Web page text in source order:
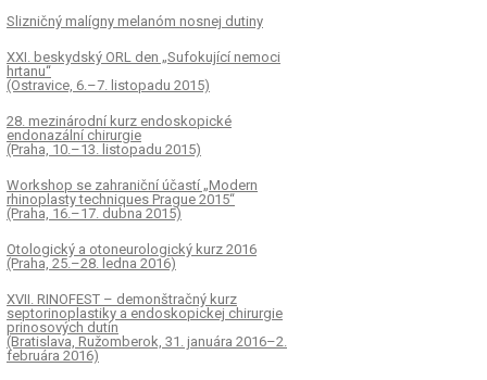
Slizničný malígny melanóm nosnej dutiny
XXI. beskydský ORL den „Sufokující nemoci
hrtanu“
(Ostravice, 6.–7. listopadu 2015)
28. mezinárodní kurz endoskopické
endonazální chirurgie
(Praha, 10.–13. listopadu 2015)
Workshop se zahraniční účastí „Modern
rhinoplasty techniques Prague 2015“
(Praha, 16.–17. dubna 2015)
Otologický a otoneurologický kurz 2016
(Praha, 25.–28. ledna 2016)
XVII. RINOFEST – demonštračný kurz
septorinoplastiky a endoskopickej chirurgie
prinosových dutín
(Bratislava, Ružomberok, 31. januára 2016–2.
februára 2016)